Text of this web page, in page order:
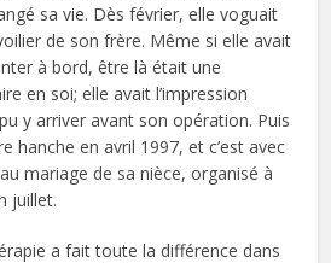
sa vie. Dès février, elle voguait
de son frère. Même si elle avait
à bord, être là était une
en soi; elle avait l’impression
y arriver avant son opération. Puis
hanche en avril 1997, et c’est avec
mariage de sa nièce, organisé à
juillet.
a fait toute la différence dans